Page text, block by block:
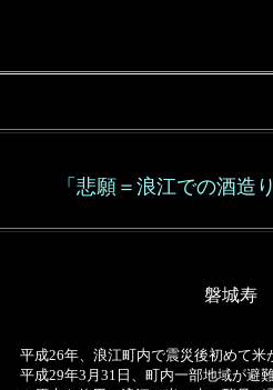
「悲願＝浪江での酒
磐城寿
平成26年、浪江町内で震災後初めて
平成29年3月31日、町内一部地域が避